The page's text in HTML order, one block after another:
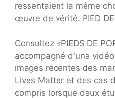
ressentaient la même
œuvre de vérité. PIED DE
Consultez «PIEDS DE
accompagné d'une
images récentes des
Lives Matter et des cas
compris lorsque deux